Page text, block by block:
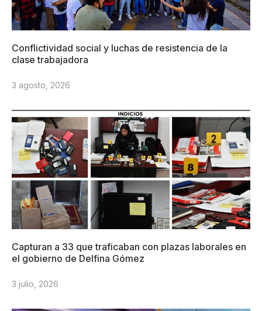
Conflictividad social y luchas de resistencia de la
clase trabajadora
3 agosto, 2026
Capturan a 33 que traficaban con plazas laborales en
el gobierno de Delfina Gómez
3 julio, 2026